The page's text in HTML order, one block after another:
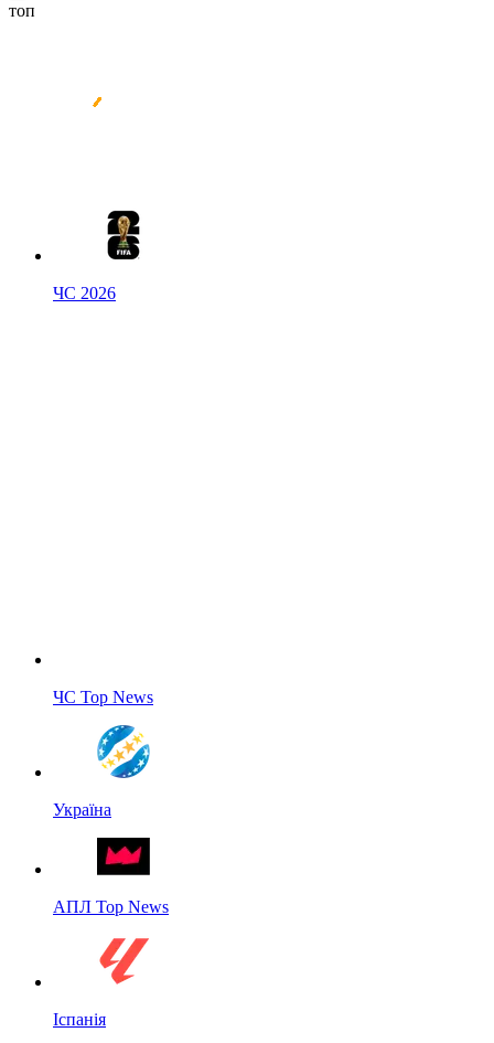
топ
ЧС 2026
ЧС Top News
Україна
АПЛ Top News
Іспанія